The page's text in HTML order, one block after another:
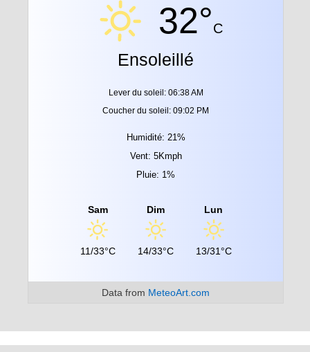
32°C
Ensoleillé
Lever du soleil: 06:38 AM
Coucher du soleil: 09:02 PM
Humidité: 21%
Vent: 5Kmph
Pluie: 1%
Sam
11/33°C
Dim
14/33°C
Lun
13/31°C
Data from MeteoArt.com